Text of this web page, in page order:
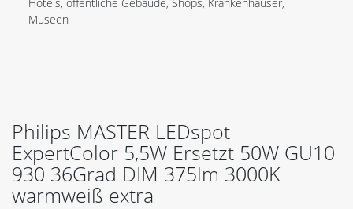
Museen
Philips MASTER LEDspot
ExpertColor 5,5W Ersetzt 50W GU10
930 36Grad DIM 375lm 3000K
warmweiß extra